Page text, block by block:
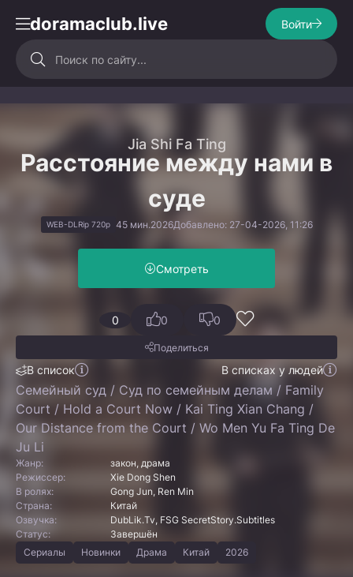
doramaclub.live Войти
Jia Shi Fa Ting
Расстояние между нами в
суде
WEB-DLRip 720p 45 мин.2026Добавлено: 27-04-2026, 11:26
Смотреть
0
В список В списках у людей
0 0
Поделиться
Семейный суд / Суд по семейным делам / Family
Court / Hold a Court Now / Kai Ting Xian Chang /
Our Distance from the Court / Wo Men Yu Fa Ting De
Ju Li
Жанр:
закон, драма
Режиссер:
Xie Dong Shen
В ролях:
Gong Jun, Ren Min
Страна:
Китай
Озвучка:
DubLik.Tv, FSG SecretStory.Subtitles
Статус:
Завершён
Сериалы
Новинки Драма Китай 2026